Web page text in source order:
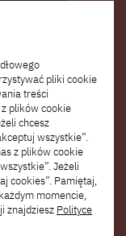
pliki cookie
treści
plików cookie
chcesz
wszystkie”.
z plików cookie
Jeżeli
cookies”. Pamiętaj,
momencie,
znajdziesz Polityce